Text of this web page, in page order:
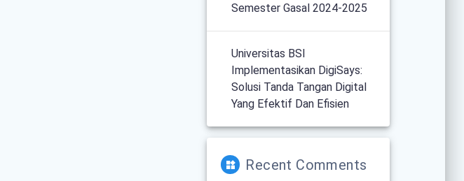
Semester Gasal 2024-2025
Universitas BSI
Implementasikan DigiSays:
Solusi Tanda Tangan Digital
Yang Efektif Dan Efisien
Recent Comments